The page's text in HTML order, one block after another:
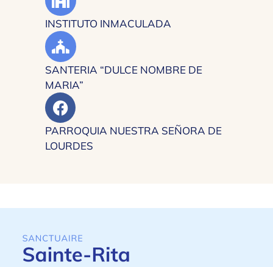
INSTITUTO INMACULADA
SANTERIA “DULCE NOMBRE DE
MARIA”
PARROQUIA NUESTRA SEÑORA DE
LOURDES